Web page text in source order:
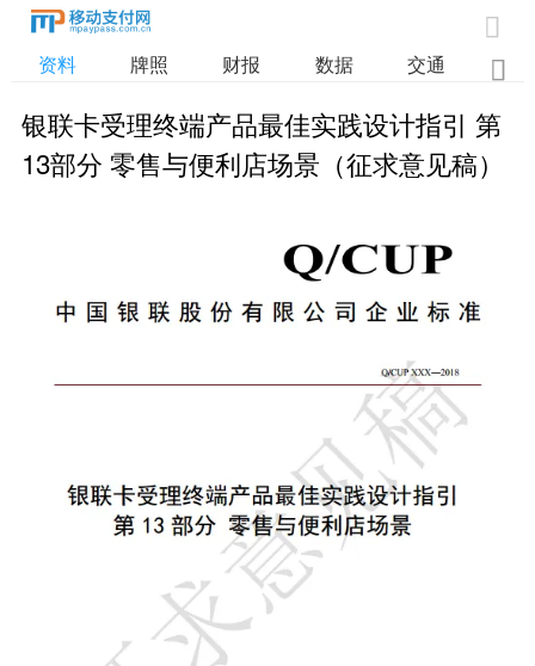

资料 牌照 财报 数据 交通 
银联卡受理终端产品最佳实践设计指引 第
13部分 零售与便利店场景（征求意见稿）